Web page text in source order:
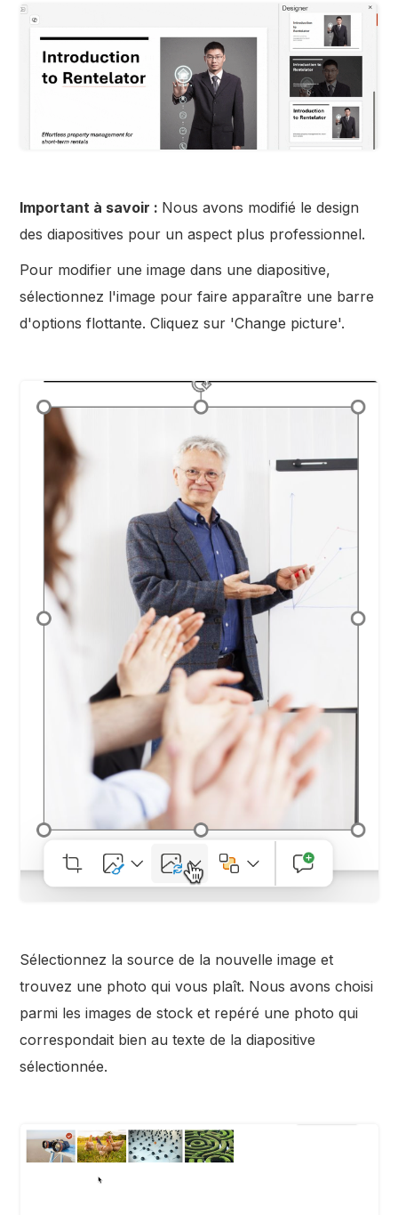
Important à savoir : Nous avons modifié le design
des diapositives pour un aspect plus professionnel.
Pour modifier une image dans une diapositive,
sélectionnez l'image pour faire apparaître une barre
d'options flottante. Cliquez sur 'Change picture'.
Sélectionnez la source de la nouvelle image et
trouvez une photo qui vous plaît. Nous avons choisi
parmi les images de stock et repéré une photo qui
correspondait bien au texte de la diapositive
sélectionnée.